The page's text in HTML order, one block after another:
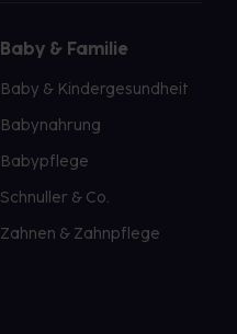
Baby & Familie
Baby & Kindergesundheit
Babynahrung
Babypflege
Schnuller & Co.
Zahnen & Zahnpflege